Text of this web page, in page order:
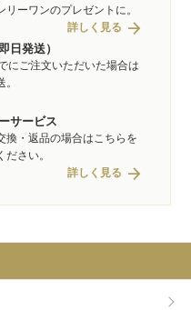
リーワンのプレゼントに。
詳しく見る arrow_forward
日発送）
にご注文いただいた場合は
サービス
換・返品の場合はこちらを
ださい。
詳しく見る arrow_forward